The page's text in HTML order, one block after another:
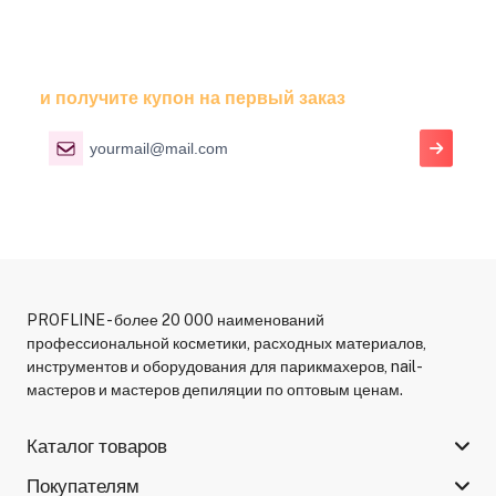
и получите купон на первый заказ
PROFLINE - более 20 000 наименований
профессиональной косметики, расходных материалов,
инструментов и оборудования для парикмахеров, nail-
мастеров и мастеров депиляции по оптовым ценам.
Каталог товаров
Покупателям